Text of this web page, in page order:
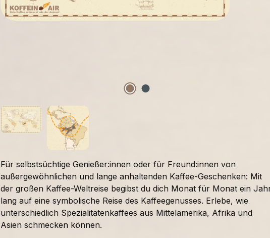
Für selbstsüchtige Genießer:innen oder für Freund:innen von
außergewöhnlichen und lange anhaltenden Kaffee-Geschenken: Mit
der großen Kaffee-Weltreise begibst du dich Monat für Monat ein
lang auf eine symbolische Reise des Kaffeegenusses. Erlebe, wie
unterschiedlich Spezialitätenkaffees aus Mittelamerika, Afrika und
Asien schmecken können.